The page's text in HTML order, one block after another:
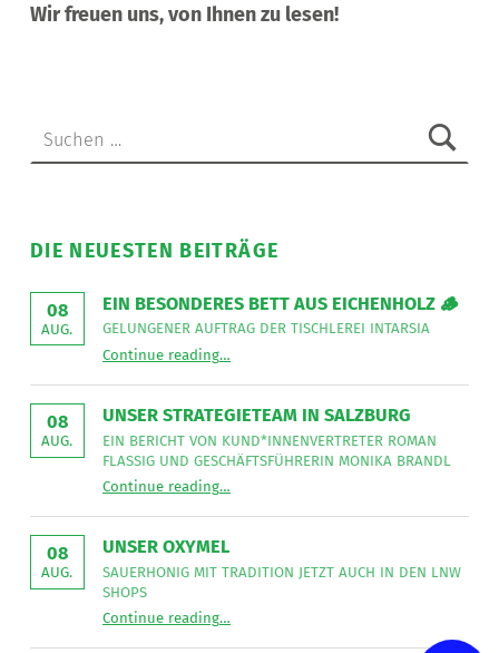
Wir freuen uns, von Ihnen zu lesen!
DIE NEUESTEN BEITRÄGE
08
AUG.
EIN BESONDERES BETT AUS EICHENHOLZ 🪵
GELUNGENER AUFTRAG DER TISCHLEREI INTARSIA
Continue readingEin besonderes Bett aus Eichenholz 🪵
Gelungener
der
Intarsia
…
08
AUG.
UNSER STRATEGIETEAM IN SALZBURG
EIN BERICHT VON KUND*INNENVERTRETER ROMAN
FLASSIG UND GESCHÄFTSFÜHRERIN MONIKA BRANDL
Continue readingEin
von
Roman
Flassig
und
Monika
Brandl
…
08
AUG.
UNSER OXYMEL
SAUERHONIG MIT TRADITION JETZT AUCH IN DEN LNW
SHOPS
Continue readingSauerhonig
Tradition
…